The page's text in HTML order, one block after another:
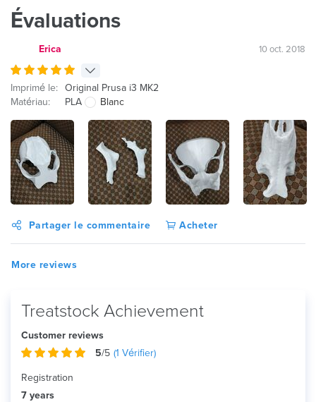
Évaluations
Erica 10 oct. 2018
Imprimé le: Original Prusa i3 MK2
Matériau:
PLA Blanc
Partager le commentaire Acheter
More reviews
Treatstock Achievement
Customer reviews
5/5 (1 Vérifier)
Registration
7 years